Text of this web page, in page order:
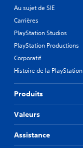
Au sujet de SIE
Carrières
PlayStation Studios
PlayStation Productions
Corporatif
Histoire de la PlayStation
Produits
Valeurs
Assistance